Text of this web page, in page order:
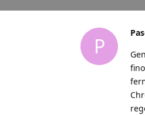
P